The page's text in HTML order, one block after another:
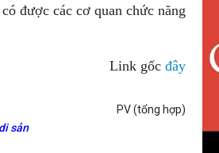
được các cơ quan chức năng
Link gốcđây
PV (tổng hợp)
sản